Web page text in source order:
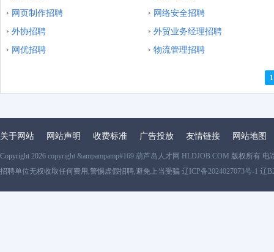
网页制作招聘
网络安全招聘
外协招聘
外贸业务经理招聘
网优招聘
物流管理招聘
1
关于网站 网站声明 收费标准 广告投放 友情链接 网站地图
Copyright 2026 copyright &ampampamp#169 葫芦岛人才网 HLDJOB.COM 版权所有 电
招聘单位无权收取任何费用,警惕虚假招聘,避免上当受骗 辽ICP备2024027073号-1 辽